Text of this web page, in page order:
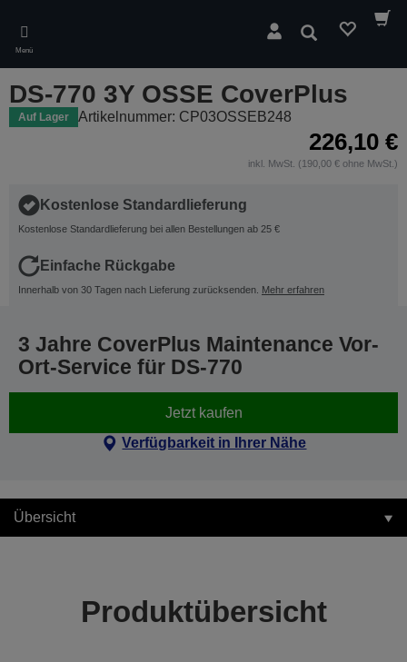
main
content
Menü
Suchen
DS-770 3Y OSSE CoverPlus
Auf Lager Artikelnummer: CP03OSSEB248
226,10 €
inkl. MwSt. (190,00 € ohne MwSt.)
Kostenlose Standardlieferung
Kostenlose Standardlieferung bei allen Bestellungen ab 25 €
Einfache Rückgabe
Innerhalb von 30 Tagen nach Lieferung zurücksenden. Mehr erfahren
3 Jahre CoverPlus Maintenance Vor-
Ort-Service für DS-770
Jetzt kaufen
Verfügbarkeit in Ihrer Nähe
Übersicht
Produktübersicht